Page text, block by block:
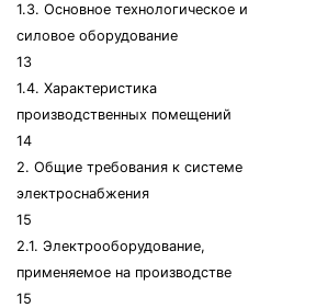
1.3. Основное технологическое и
силовое оборудование
13
1.4. Характеристика
производственных помещений
14
2. Общие требования к системе
электроснабжения
15
2.1. Электрооборудование,
применяемое на производстве
15